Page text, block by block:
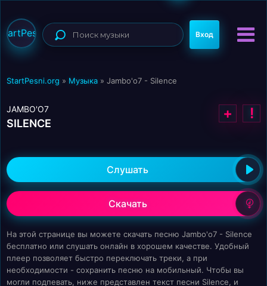
Вход
StartPesni.org » Музыка » Jambo'o7 - Silence
JAMBO'O7
SILENCE
+ !
Слушать
Скачать
На этой странице вы можете скачать песню Jambo'o7 - Silence
бесплатно или слушать онлайн в хорошем качестве. Удобный
плеер позволяет быстро переключать треки, а при
необходимости - сохранить песню на мобильный. Чтобы вы
могли подпевать, ниже представлен текст песни Silence, и